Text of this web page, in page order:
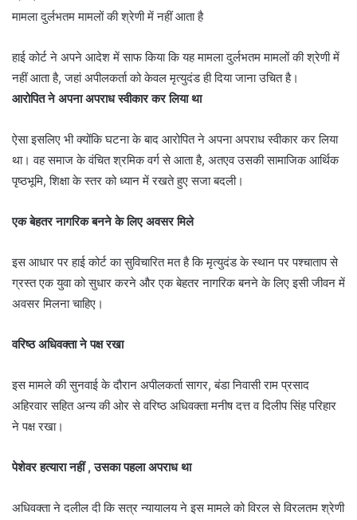
मामला दुर्लभतम मामलों की श्रेणी में नहीं आता है
हाई कोर्ट ने अपने आदेश में साफ किया कि यह मामला दुर्लभतम मामलों की श्रेणी में
नहीं आता है, जहां अपीलकर्ता को केवल मृत्युदंड ही दिया जाना उचित है।
आरोपित ने अपना अपराध स्वीकार कर लिया था
ऐसा इसलिए भी क्योंकि घटना के बाद आरोपित ने अपना अपराध स्वीकार कर लिया
था। वह समाज के वंचित श्रमिक वर्ग से आता है, अतएव उसकी सामाजिक आर्थिक
पृष्ठभूमि, शिक्षा के स्तर को ध्यान में रखते हुए सजा बदली।
एक बेहतर नागरिक बनने के लिए अवसर मिले
इस आधार पर हाई कोर्ट का सुविचारित मत है कि मृत्युदंड के स्थान पर पश्चाताप से
ग्रस्त एक युवा को सुधार करने और एक बेहतर नागरिक बनने के लिए इसी जीवन में
अवसर मिलना चाहिए।
वरिष्ठ अधिवक्ता ने पक्ष रखा
इस मामले की सुनवाई के दौरान अपीलकर्ता सागर, बंडा निवासी राम प्रसाद
अहिरवार सहित अन्य की ओर से वरिष्ठ अधिवक्ता मनीष दत्त व दिलीप सिंह परिहार
ने पक्ष रखा।
पेशेवर हत्यारा नहीं , उसका पहला अपराध था
अधिवक्ता ने दलील दी कि सत्र न्यायालय ने इस मामले को विरल से विरलतम श्रेणी